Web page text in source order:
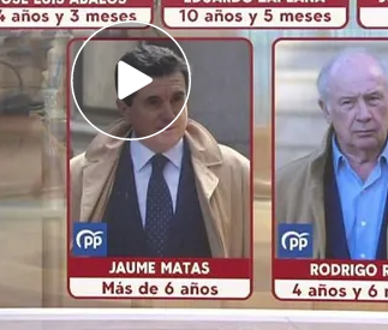
ha sido condenado este
Supremo
por irregularidades en
la pena más alta impuesta a un
Zapalana, Rodrigo Rato,